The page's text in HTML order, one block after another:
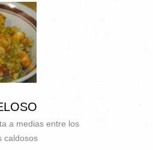
a medias entre los
caldosos